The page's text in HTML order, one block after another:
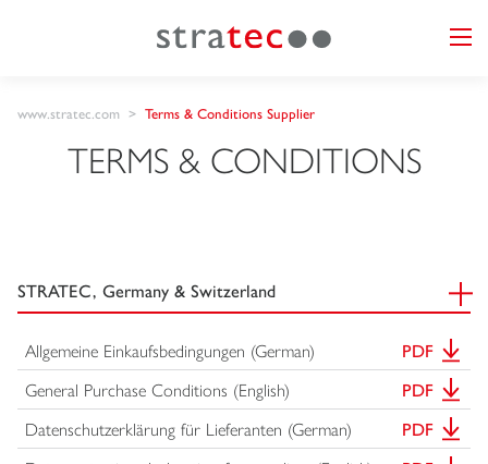
www.stratec.com Terms & Conditions Supplier
TERMS & CONDITIONS
STRATEC, Germany & Switzerland
Allgemeine Einkaufsbedingungen (German)
PDF
General Purchase Conditions (English)
PDF
Datenschutzerklärung für Lieferanten (German)
PDF